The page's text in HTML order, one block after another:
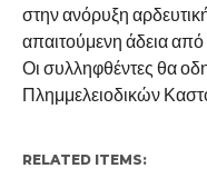
στην ανόρυξη
απαιτούμενη άδεια
Οι συλληφθέντες θα
Πλημμελειοδικών
RELATED ITEMS: